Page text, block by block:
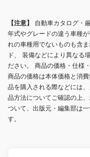
【注意】 自動車カタログ・
年式やグレードの違う車種
れの車種用でないものも含
ド、 装備などにより異なる
ださい。 商品の価格・仕様
商品の価格は本体価格と消
品を購入される際などには
品方法についてご確認の上
ついて、出版元・編集部は
す。